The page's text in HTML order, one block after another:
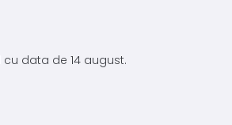
data de 14 august.